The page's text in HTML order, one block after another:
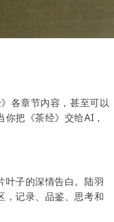
各章节内容，甚至可以
把《茶经》交给AI，
叶子的深情告白。陆羽
，记录、品鉴、思考和